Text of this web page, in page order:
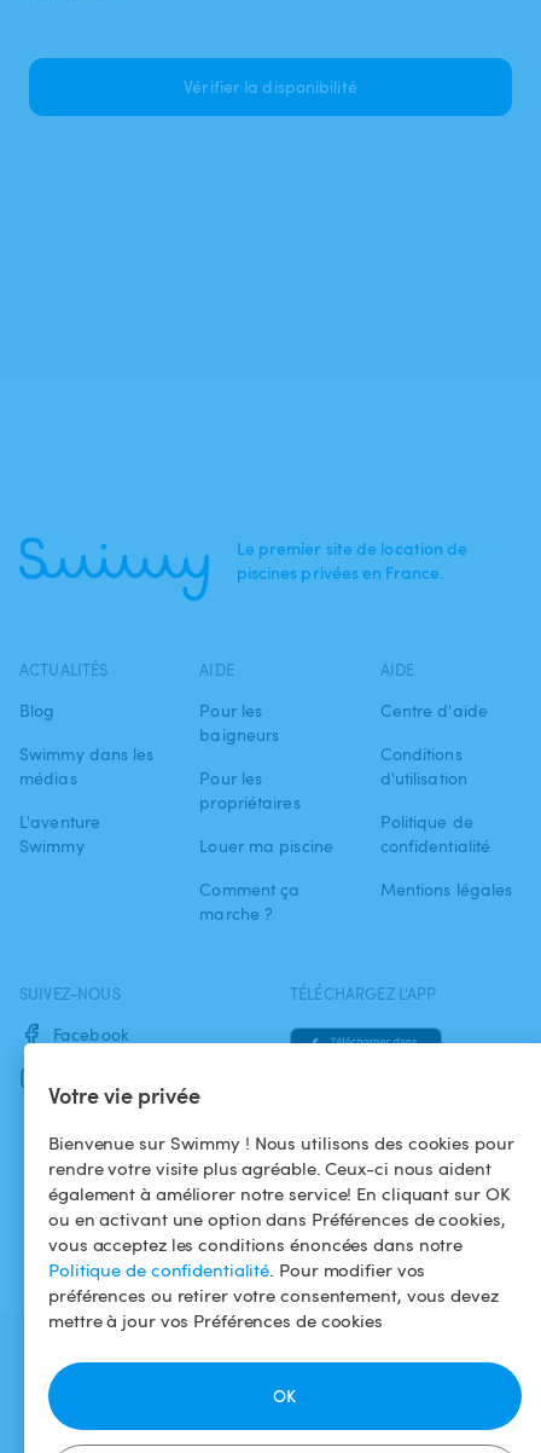
Votre vie privée
Bienvenue sur Swimmy ! Nous utilisons des cookies pour
rendre votre visite plus agréable. Ceux-ci nous aident
également à améliorer notre service! En cliquant sur OK
ou en activant une option dans Préférences de cookies,
vous acceptez les conditions énoncées dans notre
Politique de confidentialité. Pour modifier vos
préférences ou retirer votre consentement, vous devez
mettre à jour vos Préférences de cookies
OK
Vérifier la disponibilité
Le premier site de location de
piscines privées en France.
ACTUALITÉS
Blog
Swimmy dans les
médias
L'aventure
Swimmy
AIDE
Pour les
baigneurs
Pour les
propriétaires
Louer ma piscine
Comment ça
marche ?
AIDE
Centre d'aide
Conditions
d'utilisation
Politique de
confidentialité
Mentions légales
SUIVEZ-NOUS
Facebook
TÉLÉCHARGEZ L'APP